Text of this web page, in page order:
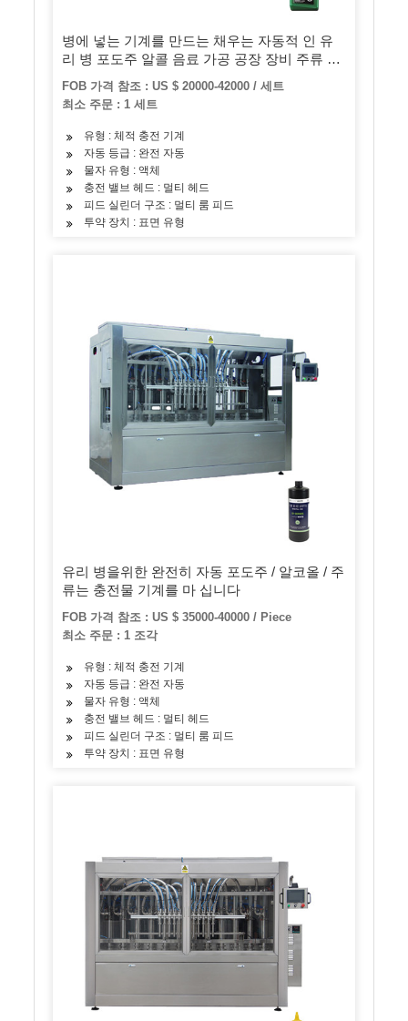
병에 넣는 기계를 만드는 채우는 자동적 인 유
리 병 포도주 알콜 음료 가공 공장 장비 주류 음
료 위스키 보드카 맥주 생산 라인
FOB 가격 참조 : US $ 20000-42000 / 세트
최소 주문 : 1 세트
유형 : 체적 충전 기계
자동 등급 : 완전 자동
물자 유형 : 액체
충전 밸브 헤드 : 멀티 헤드
피드 실린더 구조 : 멀티 룸 피드
투약 장치 : 표면 유형
유리 병을위한 완전히 자동 포도주 / 알코올 / 주
류는 충전물 기계를 마 십니다
FOB 가격 참조 : US $ 35000-40000 / Piece
최소 주문 : 1 조각
유형 : 체적 충전 기계
자동 등급 : 완전 자동
물자 유형 : 액체
충전 밸브 헤드 : 멀티 헤드
피드 실린더 구조 : 멀티 룸 피드
투약 장치 : 표면 유형